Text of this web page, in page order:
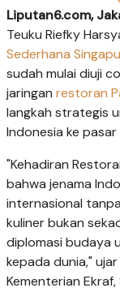
Liputan6.com,
Teuku Riefky
Sederhana
sudah mulai diuji
jaringan restoran
langkah strategis
Indonesia ke
"Kehadiran
bahwa jenama
internasional
kuliner bukan
diplomasi budaya
kepada dunia,"
Kementerian